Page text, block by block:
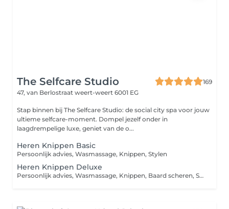
The Selfcare Studio
169
47, van Berlostraat weert-weert 6001 EG
Stap binnen bij The Selfcare Studio: de social city spa voor jouw
ultieme selfcare-moment. Dompel jezelf onder in
laagdrempelige luxe, geniet van de o...
Heren Knippen Basic
Persoonlijk advies, Wasmassage, Knippen, Stylen
Heren Knippen Deluxe
Persoonlijk advies, Wasmassage, Knippen, Baard scheren, Styling